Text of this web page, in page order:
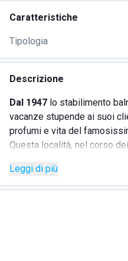
Caratteristiche
Tipologia
Descrizione
Dal 1947 lo stabilimento
vacanze stupende ai suoi
profumi e vita del
Questa località, nel corso
influenze arabo-saracene.
propri clienti unambiente
Leggi di più